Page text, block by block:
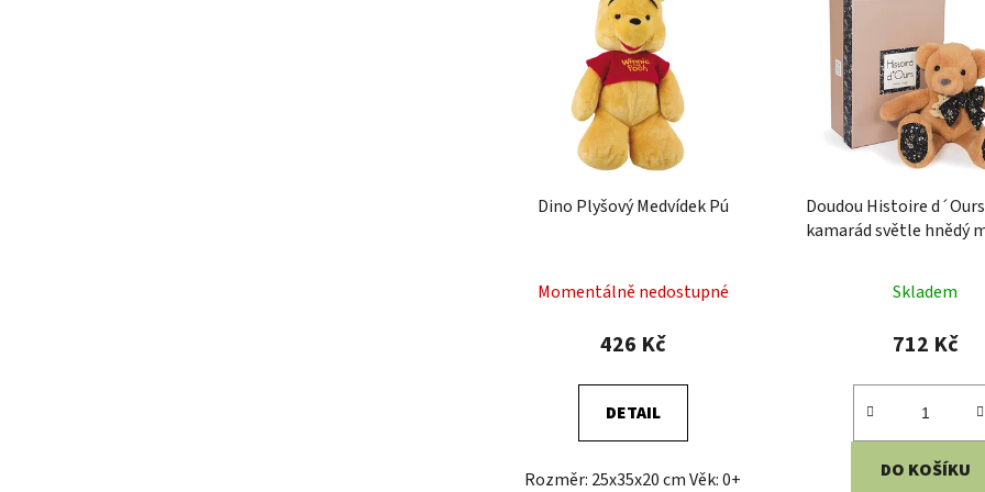
Dino Plyšový Medvídek Pú
Momentálně nedostupné
426 Kč
DETAIL
Rozměr: 25x35x20 cm Věk: 0+
Doudou Histoire
kamarád světle hnědý
Skladem
712 Kč
DO KOŠÍKU